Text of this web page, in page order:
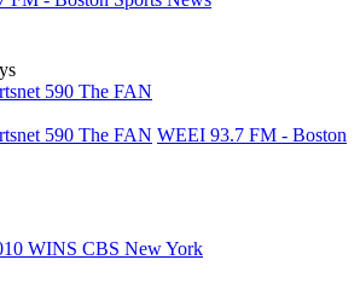
590 The FAN
590 The FAN WEEI 93.7 FM - Boston
WINS CBS New York